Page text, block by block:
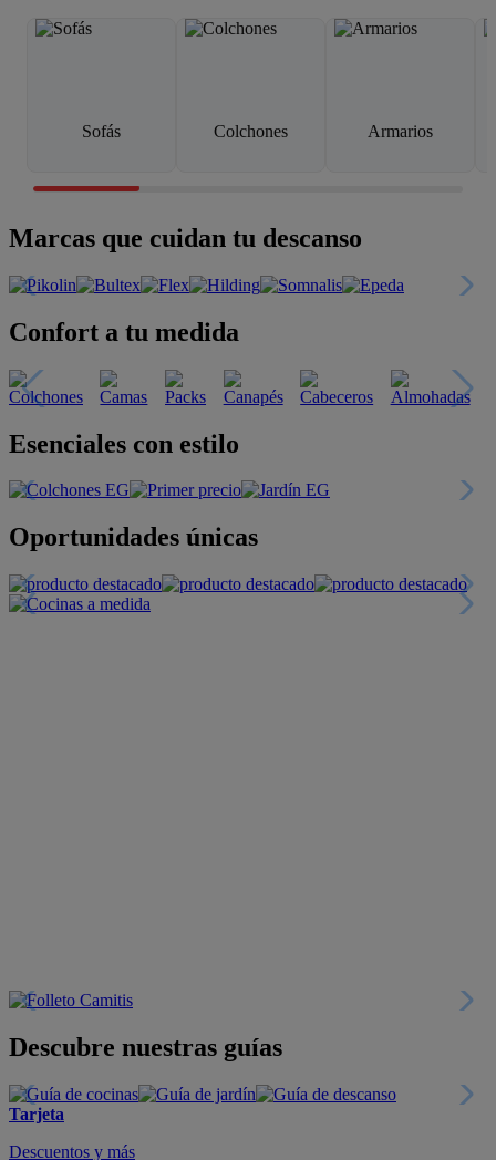
Sofás Colchones Armarios
Marcas que cuidan tu descanso
Confort a tu medida
Esenciales con estilo
Oportunidades únicas
Descubre nuestras guías
Tarjeta
Descuentos y más